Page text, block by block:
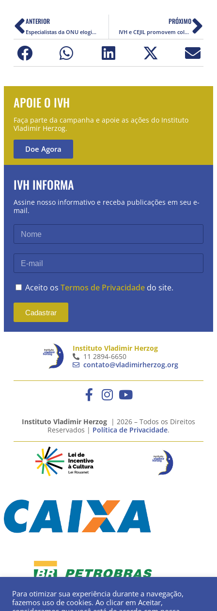
ANTERIOR
Especialistas da ONU elogiam decisão de corte regional sobre caso Vladimir Herzog
PRÓXIMO
IVH e CEJIL promovem coletiva de imprensa sobre o caso Herzog
APOIE O IVH
Faça parte da campanha e apoie as ações do Instituto
Vladimir Herzog.
Doe Agora
IVH INFORMA
Assine nosso informativo e receba publicações em seu e-
mail.
Aceito os Termos de Privacidade do site.
Cadastrar
Instituto Vladimir Herzog
11 2894-6650
contato@vladimirherzog.org
Instituto Vladimir Herzog | 2026 – Todos os Direitos
Reservados | Política de Privacidade.
Para otimizar sua experiência durante a navegação,
fazemos uso de cookies. Ao clicar em Aceitar,